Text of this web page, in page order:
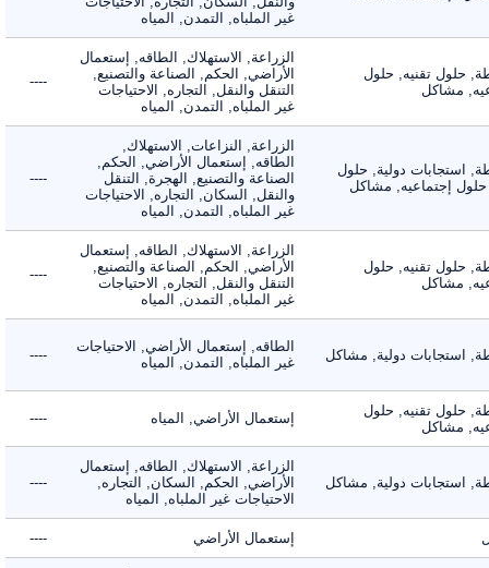
غير الملباه, التمدن, المياه
حلول تقنيه, حلول
مشاكل
الزراعة, الاستهلاك, الطاقه, إستعمال
الأراضي, الحكم, الصناعة والتصنيع,
التنقل والنقل, التجاره, الاحتياجات
غير الملباه, التمدن, المياه
----
استجابات دولية, حلول
إجتماعيه, مشاكل
الزراعة, النزاعات, الاستهلاك,
الطاقه, إستعمال الأراضي, الحكم,
الصناعة والتصنيع, الهجرة, التنقل
والنقل, السكان, التجاره, الاحتياجات
غير الملباه, التمدن, المياه
----
حلول تقنيه, حلول
مشاكل
الزراعة, الاستهلاك, الطاقه, إستعمال
الأراضي, الحكم, الصناعة والتصنيع,
التنقل والنقل, التجاره, الاحتياجات
غير الملباه, التمدن, المياه
----
استجابات دولية, مشاكل
الطاقه, إستعمال الأراضي, الاحتياجات
غير الملباه, التمدن, المياه
----
حلول تقنيه, حلول
مشاكل
إستعمال الأراضي, المياه ----
استجابات دولية, مشاكل
الزراعة, الاستهلاك, الطاقه, إستعمال
الأراضي, الحكم, السكان, التجاره,
الاحتياجات غير الملباه, المياه
----
إستعمال الأراضي ----